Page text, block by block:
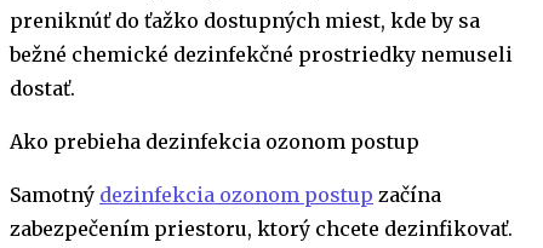
preniknúť do ťažko dostupných miest, kde by sa
bežné chemické dezinfekčné prostriedky nemuseli
dostať.
Ako prebieha dezinfekcia ozonom postup
Samotný dezinfekcia ozonom postup začína
zabezpečením priestoru, ktorý chcete dezinfikovať.